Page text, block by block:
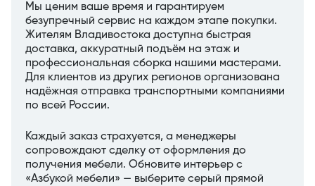
Мы ценим ваше время и гарантируем
безупречный сервис на каждом этапе покупки.
Жителям Владивостока доступна быстрая
доставка, аккуратный подъём на этаж и
профессиональная сборка нашими мастерами.
Для клиентов из других регионов организована
надёжная отправка транспортными компаниями
по всей России.
Каждый заказ страхуется, а менеджеры
сопровождают сделку от оформления до
получения мебели. Обновите интерьер с
«Азбукой мебели» — выберите серый прямой